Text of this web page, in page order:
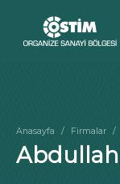
Anasayfa Firmalar